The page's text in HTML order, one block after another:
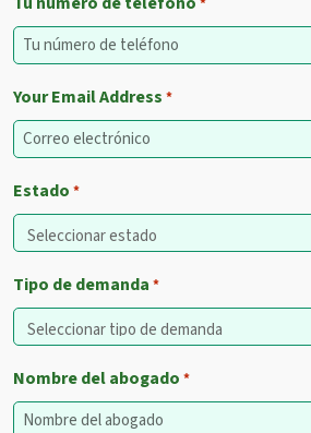
*
Your Email Address *
Estado *
Tipo de demanda *
Nombre del abogado *